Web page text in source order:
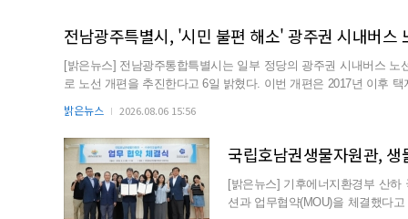
전남광주특별시, '시민 불편 해소' 광주권 시내버스
[밝은뉴스] 전남광주통합특별시는 일부 정당의 광주권 시내버스
로 노선 개편을 추진한다고 6일 밝혔다. 이번 개편은 2017년 이후 택지개발 및 산업단지 조성 등으로 도시 여건과 생활권이 크게 변
밝은뉴스 2026.08.06 15:56
국립호남권생물자원관,
[밝은뉴스] 기후에너지환경부 산
션과 업무협약(MOU)을 체결했다